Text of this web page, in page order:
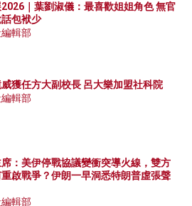
｜葉劉淑儀：最喜歡姐姐角色 無官
包袱少
輯部
獲任方大副校長 呂大樂加盟社科院
輯部
：美伊停戰協議變衝突導火線，雙方
啟戰爭？伊朗一早洞悉特朗普虛張聲
輯部